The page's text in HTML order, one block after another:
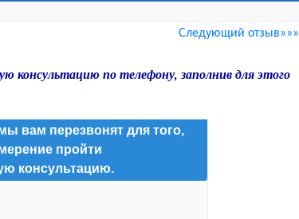
Следующий отзыв»»»
консультацию по телефону, заполнив для этого
вам перезвонят для того,
пройти
консультацию.